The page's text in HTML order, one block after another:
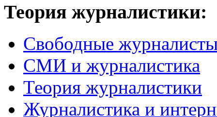
Теория журналистики:
Свободные
СМИ и журналистика
Теория журналистики
Журналистика и